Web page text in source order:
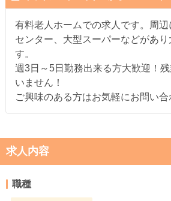
有料老人ホームでの求人です。周
センター、大型スーパーなどがあ
す。
週3日～5日勤務出来る方大歓迎！
いません！
ご興味のある方はお気軽にお問い合
求人内容
職種